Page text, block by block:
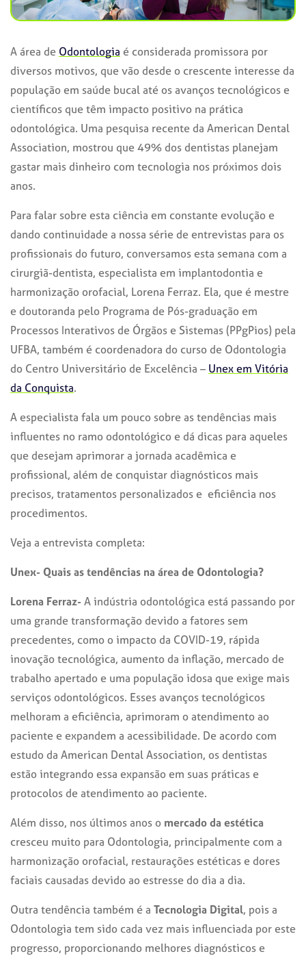
A área de Odontologia é considerada promissora por
diversos motivos, que vão desde o crescente interesse da
população em saúde bucal até os avanços tecnológicos e
científicos que têm impacto positivo na prática
odontológica. Uma pesquisa recente da American Dental
Association, mostrou que 49% dos dentistas planejam
gastar mais dinheiro com tecnologia nos próximos dois
anos.
Para falar sobre esta ciência em constante evolução e
dando continuidade a nossa série de entrevistas para os
profissionais do futuro, conversamos esta semana com a
cirurgiã-dentista, especialista em implantodontia e
harmonização orofacial, Lorena Ferraz. Ela, que é mestre
e doutoranda pelo Programa de Pós-graduação em
Processos Interativos de Órgãos e Sistemas (PPgPios) pela
UFBA, também é coordenadora do curso de Odontologia
do Centro Universitário de Excelência – Unex em Vitória
da Conquista.
A especialista fala um pouco sobre as tendências mais
influentes no ramo odontológico e dá dicas para aqueles
que desejam aprimorar a jornada acadêmica e
profissional, além de conquistar diagnósticos mais
precisos, tratamentos personalizados e eficiência nos
procedimentos.
Veja a entrevista completa:
Unex- Quais as tendências na área de Odontologia?
Lorena Ferraz- A indústria odontológica está passando por
uma grande transformação devido a fatores sem
precedentes, como o impacto da COVID-19, rápida
inovação tecnológica, aumento da inflação, mercado de
trabalho apertado e uma população idosa que exige mais
serviços odontológicos. Esses avanços tecnológicos
melhoram a eficiência, aprimoram o atendimento ao
paciente e expandem a acessibilidade. De acordo com
estudo da American Dental Association, os dentistas
estão integrando essa expansão em suas práticas e
protocolos de atendimento ao paciente.
Além disso, nos últimos anos o mercado da estética
cresceu muito para Odontologia, principalmente com a
harmonização orofacial, restaurações estéticas e dores
faciais causadas devido ao estresse do dia a dia.
Outra tendência também é a Tecnologia Digital, pois a
Odontologia tem sido cada vez mais influenciada por este
progresso, proporcionando melhores diagnósticos e